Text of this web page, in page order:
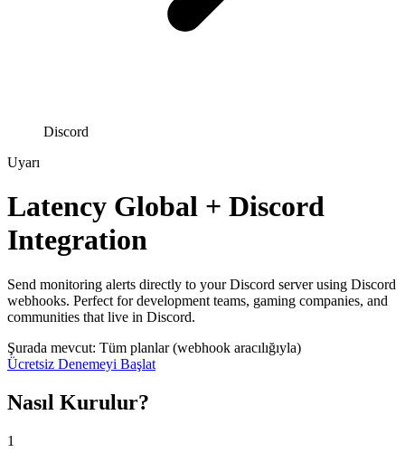
Discord
Uyarı
Latency Global + Discord
Integration
Send monitoring alerts directly to your Discord server using Discord
webhooks. Perfect for development teams, gaming companies, and
communities that live in Discord.
Şurada mevcut: Tüm planlar (webhook aracılığıyla)
Ücretsiz Denemeyi Başlat
Nasıl Kurulur?
1